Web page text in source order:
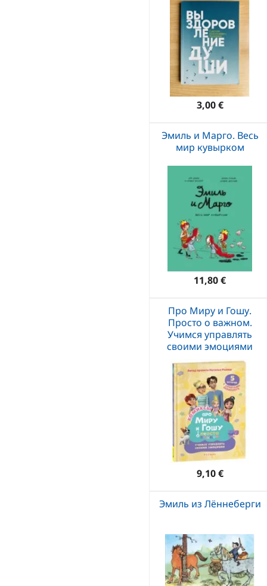
3,00 €
Эмиль и Марго. Весь
мир кувырком
11,80 €
Про Миру и Гошу.
Просто о важном.
Учимся управлять
своими эмоциями
9,10 €
Эмиль из Лённеберги